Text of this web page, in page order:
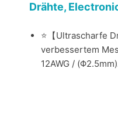
Drähte,
⭐【Ultrascharfe
verbessertem
12AWG /